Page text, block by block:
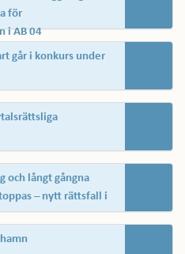
för
i AB 04
går i konkurs under
och långt gångna
– nytt rättsfall i